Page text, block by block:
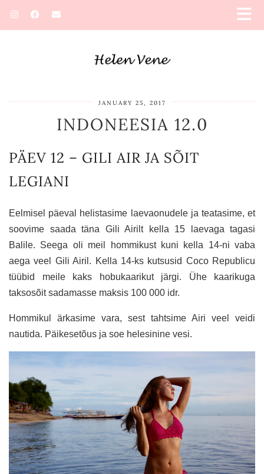
JANUARY 25, 2017
INDONEESIA 12.0
PÄEV 12 – GILI AIR JA SÕIT
LEGIANI
Eelmisel päeval helistasime laevaonudele ja teatasime, et
soovime saada täna Gili Airilt kella 15 laevaga tagasi
Balile. Seega oli meil hommikust kuni kella 14-ni vaba
aega veel Gili Airil. Kella 14-ks kutsusid Coco Republicu
tüübid meile kaks hobukaarikut järgi. Ühe kaarikuga
taksosõit sadamasse maksis 100 000 idr.
Hommikul ärkasime vara, sest tahtsime Airi veel veidi
nautida. Päikesetõus ja soe helesinine vesi.